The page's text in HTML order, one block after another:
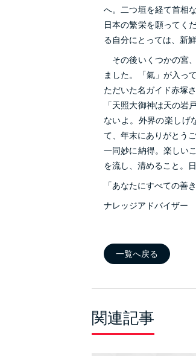
へ。二つ垣を経て首相
日本の繁栄を願ってく
る自分にとっては、新
その後いくつかの宮
ました。「氣」が入っ
ただいた名ガイド赤塚さ
「天照大御神は天の
ないよ。外界の楽しげ
て、年末にありがとう
一同妙に納得。楽しい
を流し、清めること。
「あなたにすべての善
ナレッジアドバイザ
一覧へ戻る
関連記事